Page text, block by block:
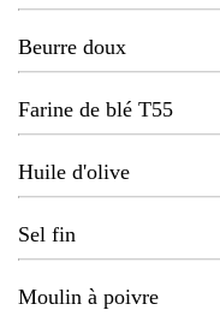
Beurre doux
Farine de blé T55
Huile d'olive
Sel fin
Moulin à poivre